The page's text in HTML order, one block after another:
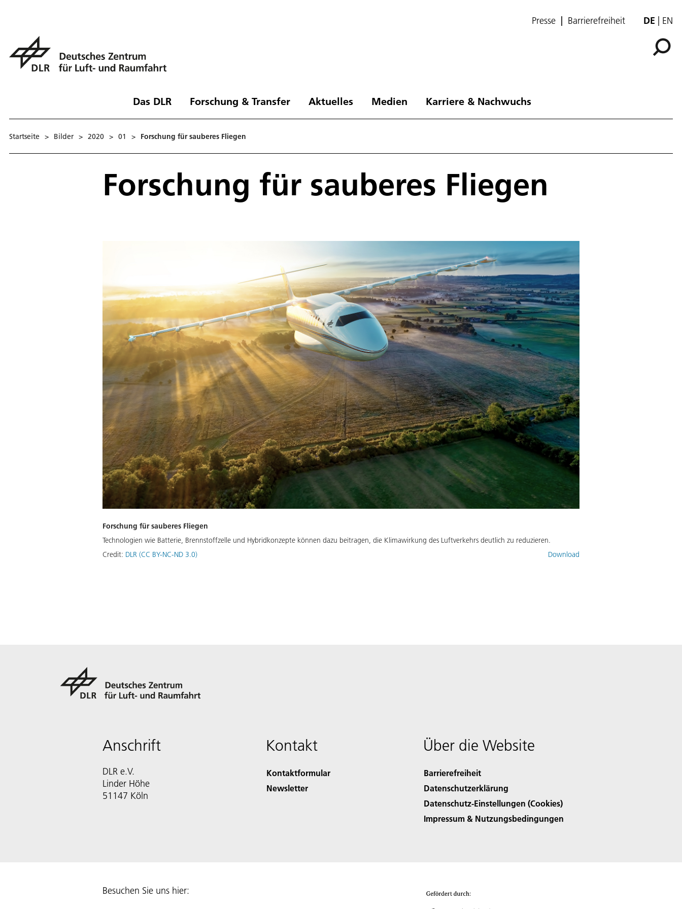
Presse Barrierefreiheit DE EN
Das DLR Forschung & Transfer Aktuelles Medien Karriere & Nachwuchs
Startseite > Bilder > 2020 > 01 > Forschung für sauberes Fliegen
Forschung für sauberes Fliegen
Forschung für sauberes Fliegen
Technologien wie Batterie, Brennstoffzelle und Hybridkonzepte können dazu beitragen, die Klimawirkung des Luftverkehrs deutlich zu reduzieren.
Credit: DLR (CC BY-NC-ND 3.0) Download
Anschrift
DLR e.V.
Linder Höhe
51147 Köln
Kontakt
Kontaktformular
Newsletter
Über die Website
Barrierefreiheit
Datenschutzerklärung
Datenschutz-Einstellungen (Cookies)
Impressum & Nutzungsbedingungen
Besuchen Sie uns hier: